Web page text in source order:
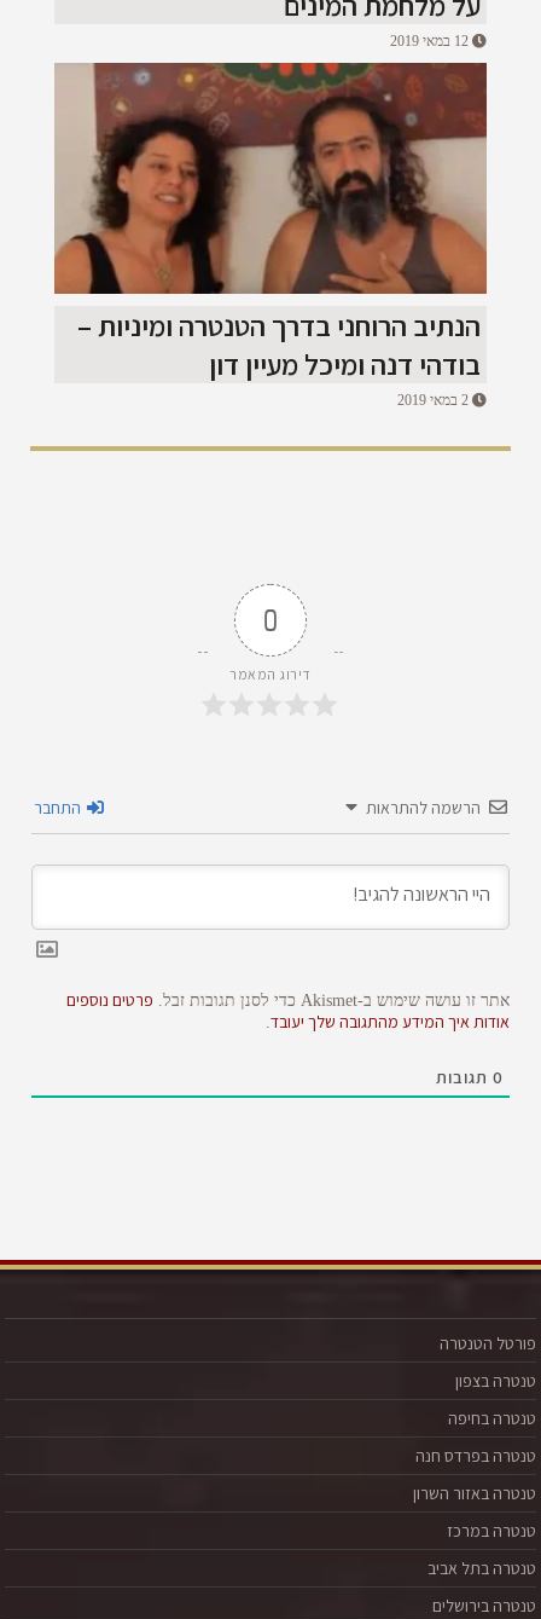
12 במאי 2019
הנתיב הרוחני בדרך הטנטרה ומיניות –
בודהי דנה ומיכל מעיין דון
2 במאי 2019
0
דירוג המאמר
הרשמה להתראות התחבר
אתר זו עושה שימוש ב-Akismet כדי לסנן תגובות זבל.
פרטים נוספים
אודות איך המידע מהתגובה שלך יעובד.
0תגובות
פורטל הטנטרה
טנטרה בצפון
טנטרה בחיפה
טנטרה בפרדס חנה
טנטרה באזור השרון
טנטרה במרכז
טנטרה בתל אביב
טנטרה בירושלים